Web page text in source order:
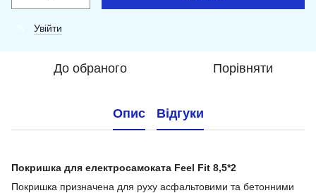
Увійти
До обраного Порівняти
Опис Відгуки
Покришка для електросамоката Feel Fit 8,5*2
Покришка призначена для руху асфальтовими та бетонними